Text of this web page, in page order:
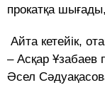
прокатқа
Айта кетейік,
– Асқар Ұзабаев
Әсел